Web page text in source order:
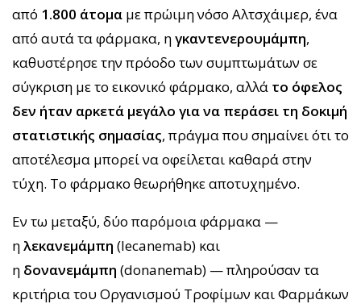
από 1.800 άτομα με πρώιμη νόσο Αλτσχάιμερ, ένα
από αυτά τα φάρμακα, ηγκαντενερουμάμπη,
καθυστέρησε την πρόοδο των συμπτωμάτων σε
σύγκριση με το εικονικό φάρμακο, αλλά το όφελος
δεν ήταν αρκετά μεγάλο για να περάσει τη δοκιμή
στατιστικής σημασίας, πράγμα που σημαίνει ότι το
αποτέλεσμα μπορεί να οφείλεται καθαρά στην
τύχη. Το φάρμακο θεωρήθηκε αποτυχημένο.
Εν τω μεταξύ, δύο παρόμοια φάρμακα —
ηλεκανεμάμπη (lecanemab) και
η δονανεμάμπη (donanemab) — πληρούσαν τα
κριτήρια του Οργανισμού Τροφίμων και Φαρμάκων